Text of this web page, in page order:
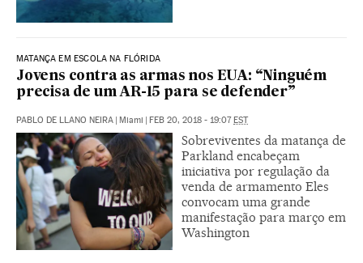
MATANÇA EM ESCOLA NA FLÓRIDA
Jovens contra as armas nos EUA: “Ninguém
precisa de um AR-15 para se defender”
PABLO DE LLANO NEIRA | Miami | FEB 20, 2018 - 19:07EST
Sobreviventes da matança de
Parkland encabeçam
iniciativa por regulação da
venda de armamento Eles
convocam uma grande
manifestação para março em
Washington